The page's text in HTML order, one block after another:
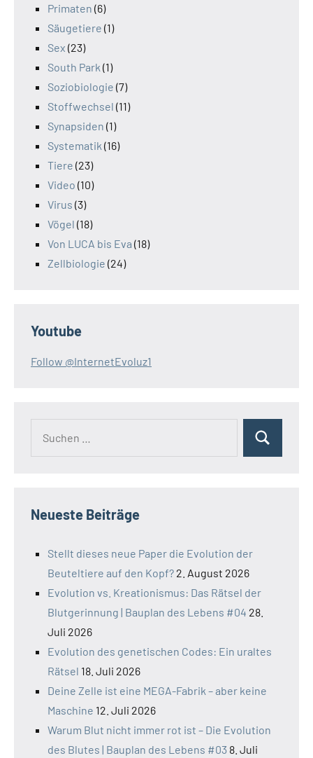
Primaten (6)
Säugetiere (1)
Sex (23)
South Park (1)
Soziobiologie (7)
Stoffwechsel (11)
Synapsiden (1)
Systematik (16)
Tiere (23)
Video (10)
Virus (3)
Vögel (18)
Von LUCA bis Eva (18)
Zellbiologie (24)
Youtube
Follow @InternetEvoluz1
Suchen
Neueste Beiträge
Stellt dieses neue Paper die Evolution der
Beuteltiere auf den Kopf? 2. August 2026
Evolution vs. Kreationismus: Das Rätsel der
Blutgerinnung | Bauplan des Lebens #04 28.
Juli 2026
Evolution des genetischen Codes: Ein uraltes
Rätsel 18. Juli 2026
Deine Zelle ist eine MEGA-Fabrik – aber keine
Maschine 12. Juli 2026
Warum Blut nicht immer rot ist – Die Evolution
des Blutes | Bauplan des Lebens #03 8. Juli